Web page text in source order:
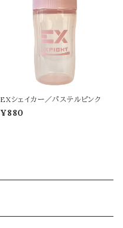
EXシェイカー／パステルピンク
¥880